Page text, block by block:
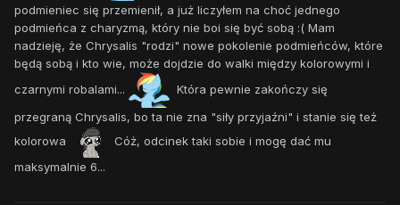
podmieniec się przemienił, a już liczyłem na choć jednego
podmieńca z charyzmą, który nie boi się być sobą :( Mam
nadzieję, że Chrysalis "rodzi" nowe pokolenie podmieńców, które
będą sobą i kto wie, może dojdzie do walki między kolorowymi i
czarnymi robalami...
Która pewnie zakończy się
przegraną Chrysalis, bo ta nie zna "siły przyjaźni" i stanie się też
kolorowa
Cóż, odcinek taki sobie i mogę dać mu
maksymalnie 6...